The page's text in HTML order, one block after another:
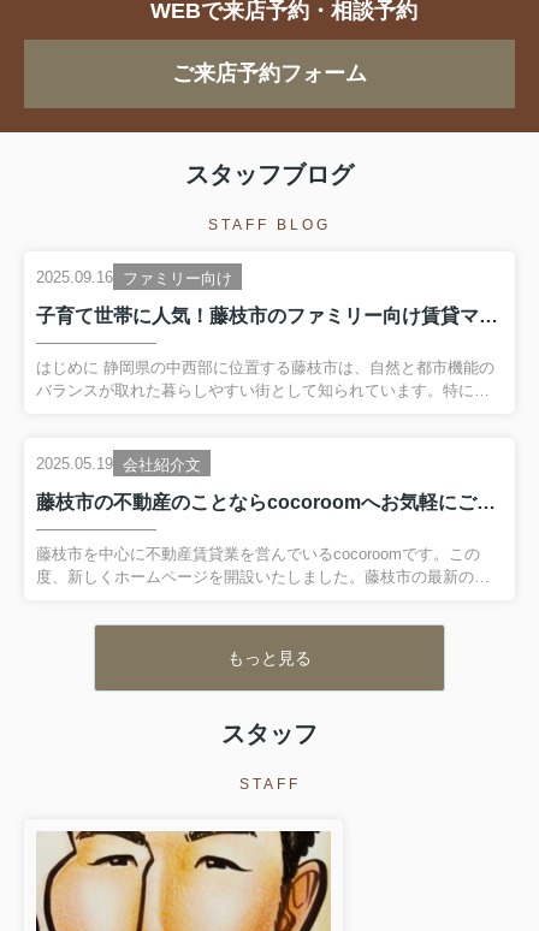
WEBで来店予約・相談予約
ご来店予約フォーム
スタッフブログ
STAFF BLOG
2025.09.16 ファミリー向け
子育て世帯に人気！藤枝市のファミリー向け賃貸マンション・戸建て特集
はじめに 静岡県の中西部に位置する藤枝市は、自然と都市機能の
バランスが取れた暮らしやすい街として知られています。特に近
に人気のある賃貸物件（マンション・戸建て）**を取り上げ、エリ
アの魅力や物件の特徴、選び方のポイントを詳しく解説します。
これから藤枝市で賃貸物件を探す方にとって、役立つ情報をまと
めました。 【目次】・藤枝市が子育て世帯に選ばれる理由 ・
1. 自然と都市の調和 ...
2025.05.19 会社紹介文
藤枝市の不動産のことならcocoroomへお気軽にご相談ください！
藤枝市を中心に不動産賃貸業を営んでいるcocoroomです。この
度、新しくホームページを開設いたしました。藤枝市の最新の不
な不動産を見つける手助けをすることです。 戸建て・マンショ
す。 当社の強みは、プロフェッショナルなチームと経験豊富なス
タッフになります。藤枝市・焼津市・島田市・牧之原市・吉田町
します！ 私たちは丁寧な対応と迅速なレスポンスをお約束しま
もっと見る
スタッフ
STAFF